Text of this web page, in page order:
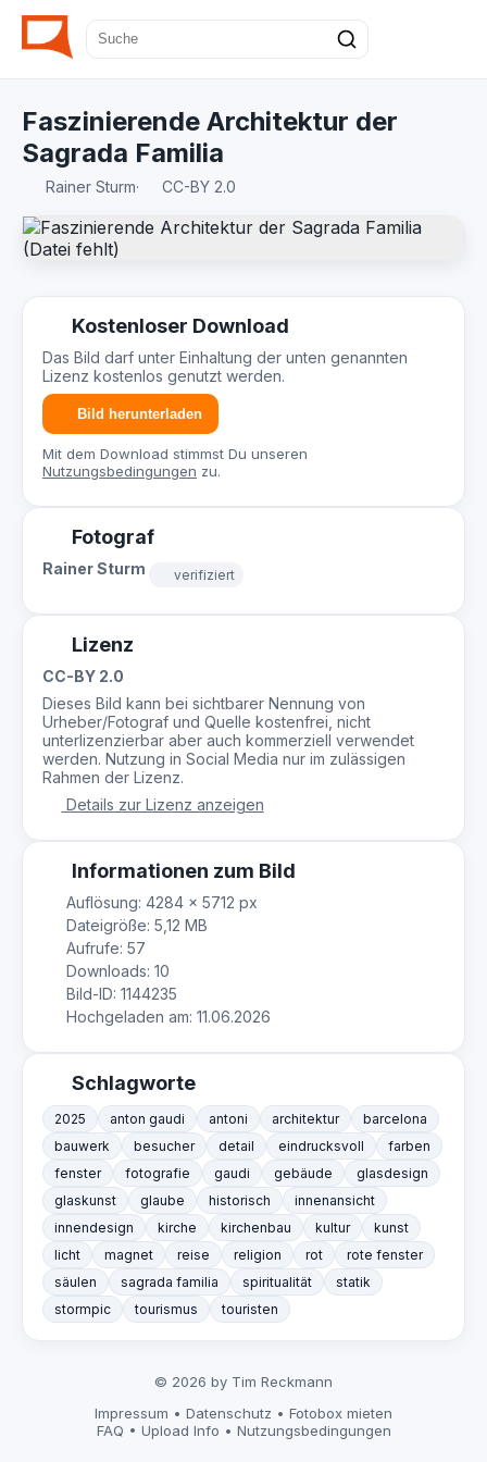
Faszinierende Architektur der
Sagrada Familia
Rainer Sturm· CC-BY 2.0
Kostenloser Download
Das Bild darf unter Einhaltung der unten genannten
Lizenz kostenlos genutzt werden.
Bild herunterladen
Mit dem Download stimmst Du unseren
Nutzungsbedingungen zu.
Fotograf
Rainer Sturm verifiziert
Lizenz
CC-BY 2.0
Dieses Bild kann bei sichtbarer Nennung von
Urheber/Fotograf und Quelle kostenfrei, nicht
unterlizenzierbar aber auch kommerziell verwendet
werden. Nutzung in Social Media nur im zulässigen
Rahmen der Lizenz.
Details zur Lizenz anzeigen
Informationen zum Bild
Auflösung: 4284 × 5712 px
Dateigröße: 5,12 MB
Aufrufe: 57
Downloads: 10
Bild-ID: 1144235
Hochgeladen am: 11.06.2026
Schlagworte
2025 anton gaudi antoni architektur
barcelona
bauwerk
besucher detail eindrucksvoll
farben
fenster
fotografie gaudi gebäude
glasdesign
glaskunst
glaube historisch
innenansicht
innendesign
kirche kirchenbau kultur
kunst
licht
magnet reise religion rot
rote fenster
säulen
sagrada familia spiritualität
statik
stormpic
tourismus touristen
© 2026 by Tim Reckmann
Impressum • Datenschutz • Fotobox mieten
FAQ • Upload Info • Nutzungsbedingungen